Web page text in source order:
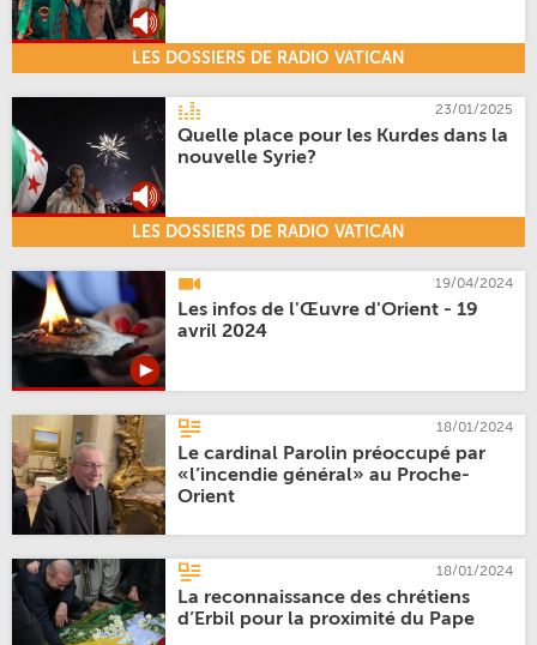
LES DOSSIERS DE RADIO VATICAN
LES DOSSIERS DE RADIO VATICAN
23/01/2025
Quelle place pour les Kurdes dans la
nouvelle Syrie?
19/04/2024
Les infos de l'Œuvre d'Orient - 19
avril 2024
18/01/2024
Le cardinal Parolin préoccupé par
«l’incendie général» au Proche-
Orient
18/01/2024
La reconnaissance des chrétiens
d’Erbil pour la proximité du Pape